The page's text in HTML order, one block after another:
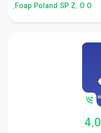
Foap Poland SP Z. O O.
4.0